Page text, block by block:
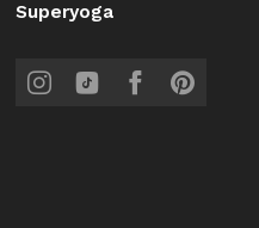
Superyoga